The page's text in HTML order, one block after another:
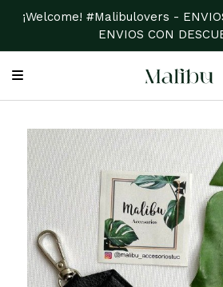
¡Welcome! #Malibulovers -
ENVIOS CON